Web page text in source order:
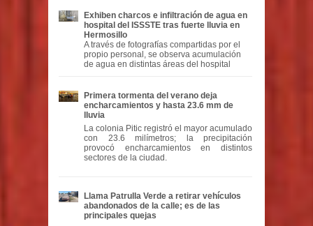
Exhiben charcos e infiltración de agua en
hospital del ISSSTE tras fuerte lluvia en
Hermosillo
A través de fotografías compartidas por el
propio personal, se observa acumulación
de agua en distintas áreas del hospital
Primera tormenta del verano deja
encharcamientos y hasta 23.6 mm de
lluvia
La colonia Pitic registró el mayor acumulado
con 23.6 milímetros; la precipitación
provocó encharcamientos en distintos
sectores de la ciudad.
Llama Patrulla Verde a retirar vehículos
abandonados de la calle; es de las
principales quejas